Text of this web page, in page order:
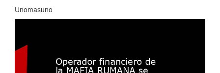
Unomasuno